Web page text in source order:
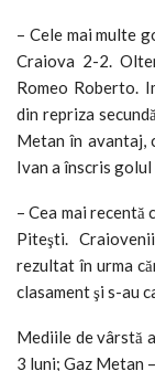
– Cele mai multe
Craiova 2-2.
Romeo Roberto.
din repriza
Metan în avantaj,
Ivan a înscris
– Cea mai
Piteşti.
rezultat în urma
clasament şi s-au
Mediile de vârstă
3 luni; Gaz Metan